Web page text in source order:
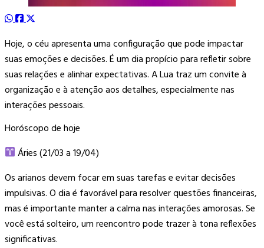
Hoje, o céu apresenta uma configuração que pode impactar
suas emoções e decisões. É um dia propício para refletir sobre
suas relações e alinhar expectativas. A Lua traz um convite à
organização e à atenção aos detalhes, especialmente nas
interações pessoais.
Horóscopo de hoje
Áries (21/03 a 19/04)
Os arianos devem focar em suas tarefas e evitar decisões
impulsivas. O dia é favorável para resolver questões financeiras,
mas é importante manter a calma nas interações amorosas. Se
você está solteiro, um reencontro pode trazer à tona reflexões
significativas.